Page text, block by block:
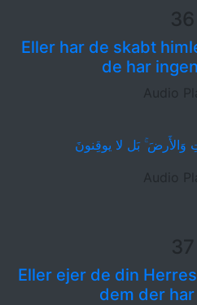
36
Eller har de skabt
de har
Audio
وَالأَرضَ ۚ بَل لا يوقِنونَ
Audio
37
Eller ejer de din
dem der